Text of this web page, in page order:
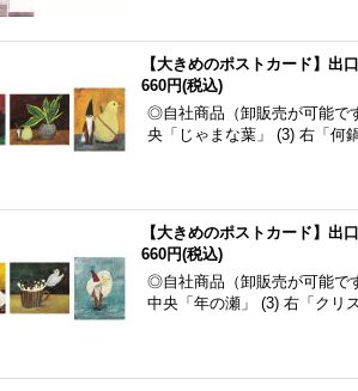
【大きめのポストカード】出
660円(税込)
◎自社商品（卸販売が可能で
央「じゃまな葉」 (3) 右「何
【大きめのポストカード】出
660円(税込)
◎自社商品（卸販売が可能で
中央「年の瀬」 (3) 右「クリ